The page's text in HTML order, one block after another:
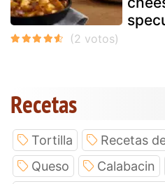
Recetas
Tortilla
Recetas
Queso
Calabacin